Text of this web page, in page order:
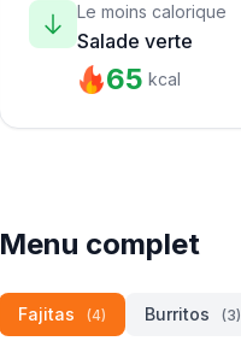
Le moins calorique
Salade verte
65 kcal
Menu complet
Fajitas (4) Burritos (3)